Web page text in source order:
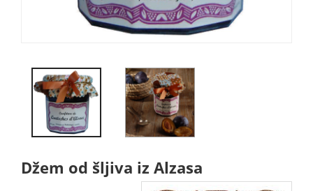
Džem od šljiva iz Alzasa